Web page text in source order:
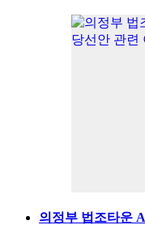
의정부 법조타운